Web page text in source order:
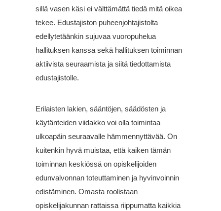
sillä vasen käsi ei välttämättä tiedä mitä oikea
tekee. Edustajiston puheenjohtajistolta
edellytetäänkin sujuvaa vuoropuhelua
hallituksen kanssa sekä hallituksen toiminnan
aktiivista seuraamista ja siitä tiedottamista
edustajistolle.
Erilaisten lakien, sääntöjen, säädösten ja
käytänteiden viidakko voi olla toimintaa
ulkoapäin seuraavalle hämmennyttävää. On
kuitenkin hyvä muistaa, että kaiken tämän
toiminnan keskiössä on opiskelijoiden
edunvalvonnan toteuttaminen ja hyvinvoinnin
edistäminen. Omasta roolistaan
opiskelijakunnan rattaissa riippumatta kaikkia